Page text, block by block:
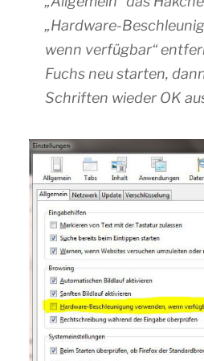
„Hardware-
wenn verfügbar“
Fuchs neu starten,
Schriften wieder OK